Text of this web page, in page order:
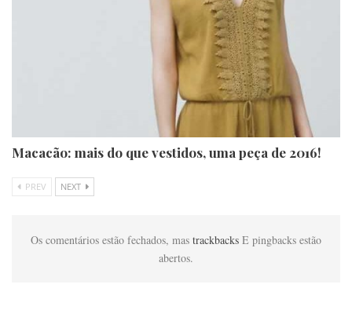
Macacão: mais do que vestidos, uma peça de 2016!
PREV NEXT
Os comentários estão fechados, mas trackbacks E pingbacks estão
abertos.